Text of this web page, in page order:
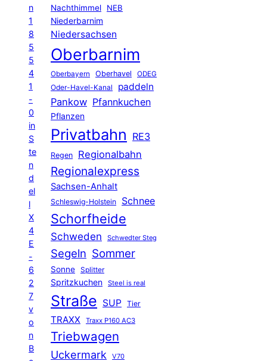
n
1
8
5
5
4
1
-
0
in
S
te
n
d
el
l
X
4
E
-
6
2
7
v
o
n
B
Nachthimmel
NEB
Niederbarnim
Niedersachsen
Oberbarnim
Oberbayern Oberhavel ODEG
Oder-Havel-Kanal paddeln
Pankow Pfannkuchen
Pflanzen
Privatbahn RE3
Regen Regionalbahn
Regionalexpress
Sachsen-Anhalt
Schleswig-Holstein Schnee
Schorfheide
Schweden Schwedter Steg
Segeln Sommer
Sonne Splitter
Spritzkuchen Steel is real
Straße SUP Tier
TRAXX Traxx P160 AC3
Triebwagen
Uckermark V70